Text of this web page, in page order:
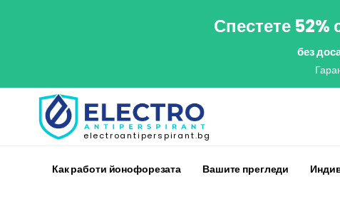
Спестете
без
electroantiperspirant.bg
Как работи йонофорезата Вашите прегледи